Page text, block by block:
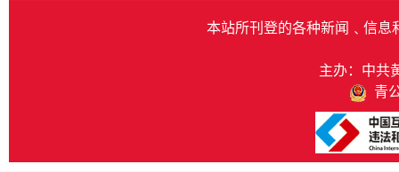
本站所刊登的各种新闻﹑信息
主办：中共
青